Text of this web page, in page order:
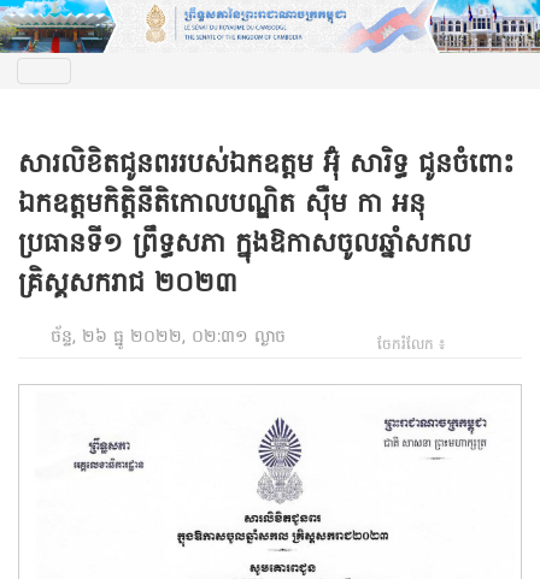
សារលិខិតជូនពររបស់ឯកឧត្តម អ៊ុំ សារិទ្ធ ជូនចំពោះ
ឯកឧត្តមកិត្តិនីតិកោលបណ្ឌិត ស៊ឺម កា អនុ
ប្រធានទី១ ព្រឹទ្ធសភា ក្នុងឱកាសចូលឆ្នាំសកល
គ្រិស្គសករាជ ២០២៣
ច័ន្ទ, ២៦ ធ្នូ ២០២២, ០២:៣១ ល្ងាច ចែករំលែក ៖